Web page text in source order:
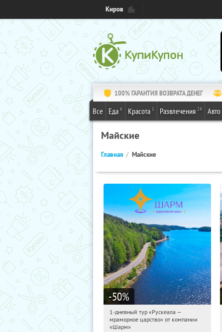
Киров
100% ГАРАНТИЯ ВОЗВРАТА ДЕНЕГ
Все Еда 6 Красота 1 Развлечения 24 Авто
Майские
Главная Майские
-50%
19:03:40 Купили:
Достоевская
1-дневный тур «Рускеала —
мраморное царство» от компании
«Шарм»